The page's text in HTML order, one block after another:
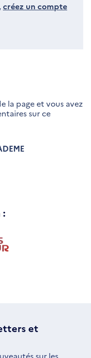
créez un compte
la page et vous avez
sur ce
:
et
sur les